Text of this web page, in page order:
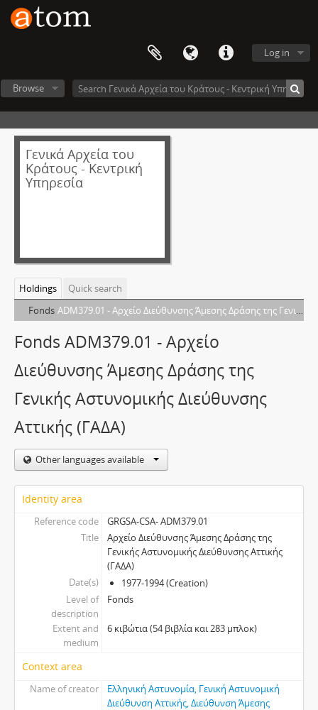
Log in
Browse
Γενικά Αρχεία του
Κράτους - Κεντρική
Υπηρεσία
Holdings
Quick search
Fonds ADM379.01 - Αρχείο Διεύθυνσης Άμεσης Δράσης της Γενικής Αστυνομικής Διεύθυνσης Αττικής (ΓΑΔΑ)
Fonds ADM379.01 - Αρχείο
Διεύθυνσης Άμεσης Δράσης της
Γενικής Αστυνομικής Διεύθυνσης
Αττικής (ΓΑΔΑ)
Other languages available
Identity area
Reference code
GRGSA-CSA- ADM379.01
Title
Αρχείο Διεύθυνσης Άμεσης Δράσης της
Γενικής Αστυνομικής Διεύθυνσης Αττικής
(ΓΑΔΑ)
Date(s)
1977-1994 (Creation)
Level of
description
Fonds
Extent and
medium
6 κιβώτια (54 βιβλία και 283 μπλοκ)
Context area
Name of creator
Ελληνική Αστυνομία, Γενική Αστυνομική
Διεύθυνση Αττικής, Διεύθυνση Άμεσης